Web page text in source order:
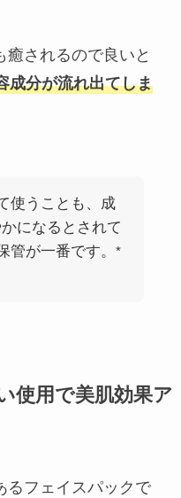
癒されるので良いと
成分が流れ出てしま
使うことも、成
になるとされて
管が一番です。 *
使用で美肌効果ア
るフェイスパックで